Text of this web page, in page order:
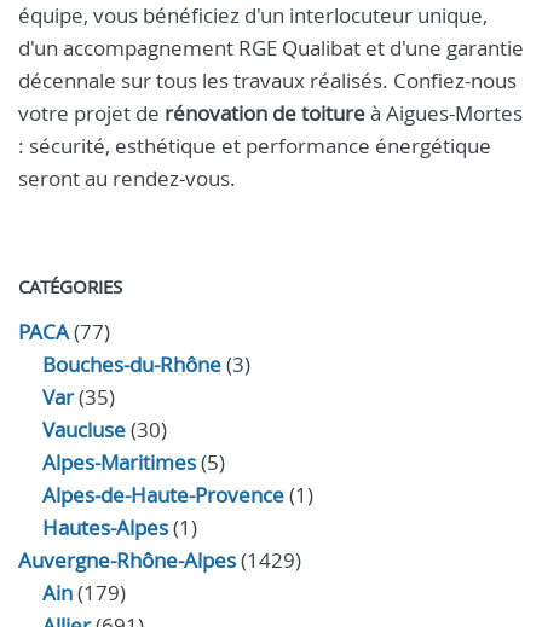
équipe, vous bénéficiez d'un interlocuteur unique,
d'un accompagnement RGE Qualibat et d'une garantie
décennale sur tous les travaux réalisés. Confiez-nous
votre projet de rénovation de toitureà Aigues-Mortes
: sécurité, esthétique et performance énergétique
seront au rendez‑vous.
CATÉGORIES
PACA(77)
Bouches-du-Rhône(3)
Var(35)
Vaucluse(30)
Alpes-Maritimes(5)
Alpes-de-Haute-Provence(1)
Hautes-Alpes(1)
Auvergne-Rhône-Alpes(1429)
Ain(179)